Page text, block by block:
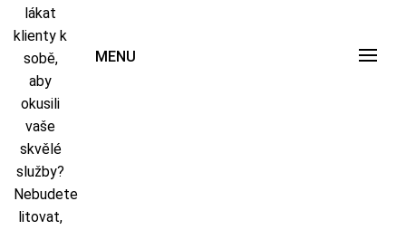
lákat
klienty k
sobě,
aby
okusili
vaše
skvělé
služby?
Nebudete
litovat,
MENU